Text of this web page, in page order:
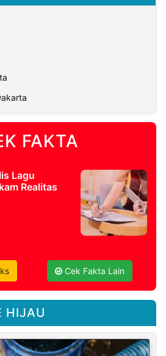
FAKTA
Lagu
Realitas
Cek Fakta Lain
HIJAU